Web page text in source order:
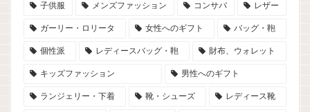
子供服 メンズファッション コンサバ レザー
ガーリー・ロリータ 女性へのギフト バッグ・鞄
個性派 レディースバッグ・鞄 財布、ウォレット
キッズファッション 男性へのギフト
ランジェリー・下着 靴・シューズ レディース靴